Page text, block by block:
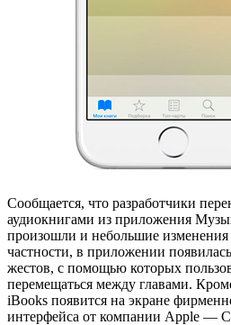
Сообщается, что разработчики
аудиокнигами из приложения
произошли и небольшие изменения
частности, в приложении
жестов, с помощью которых
перемещаться между главами.
iBooks появится на экране
интерфейса от компании Apple —